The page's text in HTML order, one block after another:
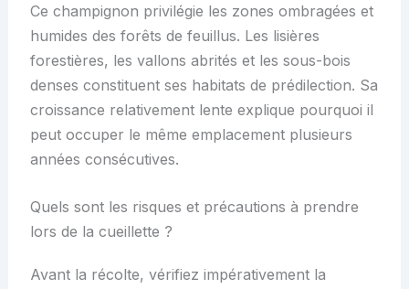
Ce champignon privilégie les zones ombragées et
humides des forêts de feuillus. Les lisières
forestières, les vallons abrités et les sous-bois
denses constituent ses habitats de prédilection. Sa
croissance relativement lente explique pourquoi il
peut occuper le même emplacement plusieurs
années consécutives.
Quels sont les risques et précautions à prendre
lors de la cueillette ?
Avant la récolte, vérifiez impérativement la